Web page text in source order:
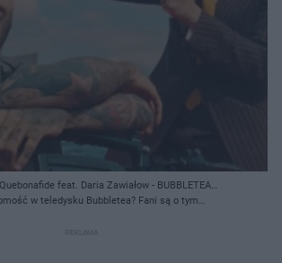
feat. Daria Zawiałow - BUBBLETEA
QueQuality/ Archiwum prywatne
w teledysku Bubbletea? Fani są o tym